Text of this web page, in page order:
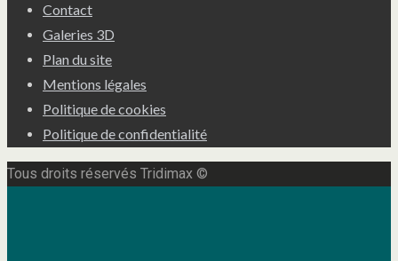
Contact
Galeries 3D
Plan du site
Mentions légales
Politique de cookies
Politique de confidentialité
Tous droits réservés Tridimax ©